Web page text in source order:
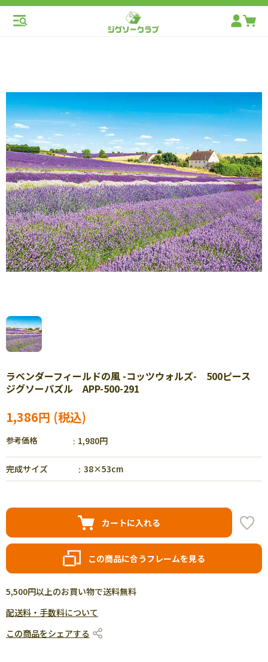
ラベンダーフィールドの風 -コッツウォルズ- 500ピース
ジグソーパズル APP-500-291
1,386円
参考価格 1,980円
完成サイズ 38×53cm
カートに入れる
この商品に合うフレームを見る
5,500円以上のお買い物で送料無料
配送料・手数料について
この商品をシェアする